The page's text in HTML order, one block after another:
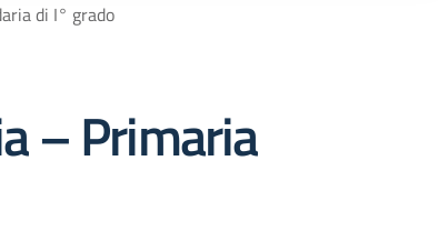
di I° grado
– Primaria